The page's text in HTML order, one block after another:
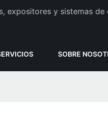
expositores y sistemas de
SOBRE